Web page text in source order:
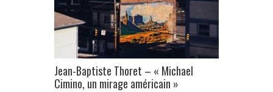
Jean-Baptiste Thoret – « Michael
Cimino, un mirage américain »